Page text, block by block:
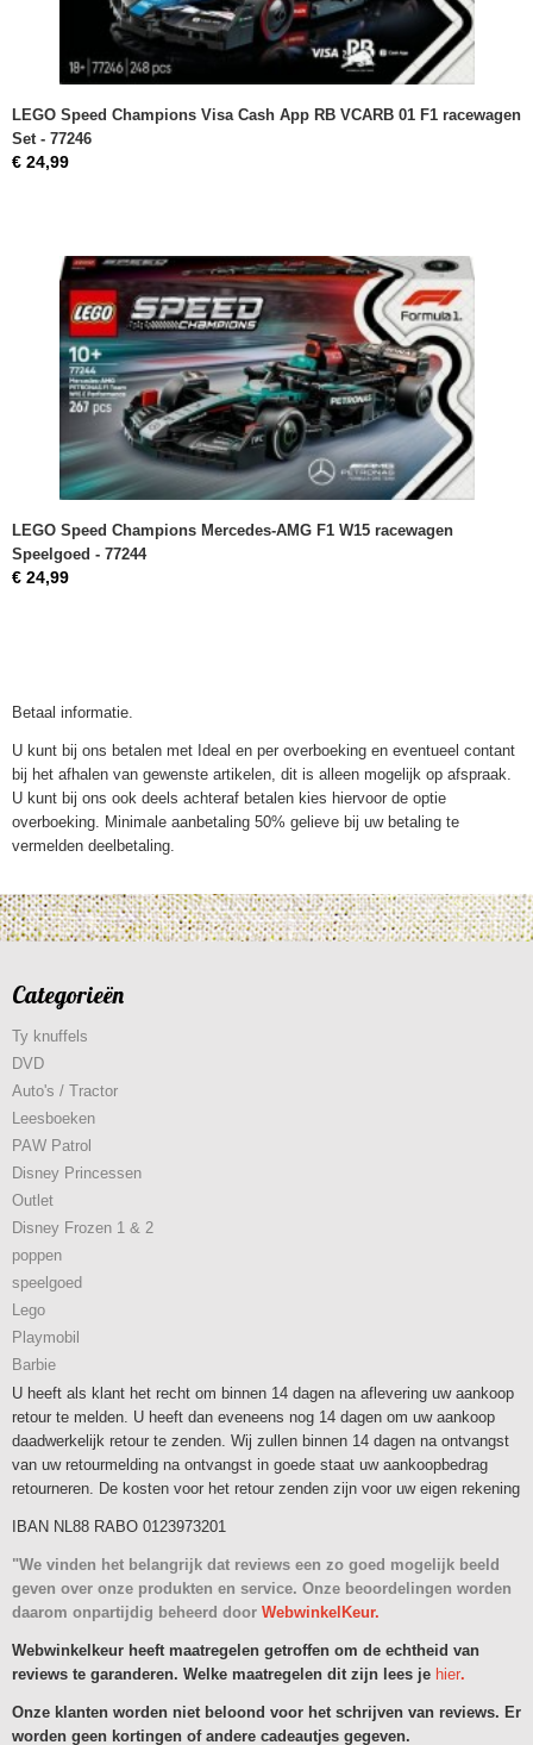
LEGO Speed Champions Visa Cash App RB VCARB 01 F1 racewagen
Set - 77246
€ 24,99
LEGO Speed Champions Mercedes-AMG F1 W15 racewagen
Speelgoed - 77244
€ 24,99
Betaal informatie.
U kunt bij ons betalen met Ideal en per overboeking en eventueel contant
bij het afhalen van gewenste artikelen, dit is alleen mogelijk op afspraak.
U kunt bij ons ook deels achteraf betalen kies hiervoor de optie
overboeking. Minimale aanbetaling 50% gelieve bij uw betaling te
vermelden deelbetaling.
Categorieën
Ty knuffels
DVD
Auto's / Tractor
Leesboeken
PAW Patrol
Disney Princessen
Outlet
Disney Frozen 1 & 2
poppen
speelgoed
Lego
Playmobil
Barbie
U heeft als klant het recht om binnen 14 dagen na aflevering uw aankoop
retour te melden. U heeft dan eveneens nog 14 dagen om uw aankoop
daadwerkelijk retour te zenden. Wij zullen binnen 14 dagen na ontvangst
van uw retourmelding na ontvangst in goede staat uw aankoopbedrag
retourneren. De kosten voor het retour zenden zijn voor uw eigen rekening
IBAN NL88 RABO 0123973201
"We vinden het belangrijk dat reviews een zo goed mogelijk beeld
geven over onze produkten en service. Onze beoordelingen worden
daarom onpartijdig beheerd door WebwinkelKeur.
Webwinkelkeur heeft maatregelen getroffen om de echtheid van
reviews te garanderen. Welke maatregelen dit zijn lees je hier.
Onze klanten worden niet beloond voor het schrijven van reviews. Er
worden geen kortingen of andere cadeautjes gegeven.